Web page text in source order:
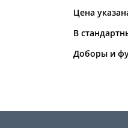
Цена
В
Доборы и